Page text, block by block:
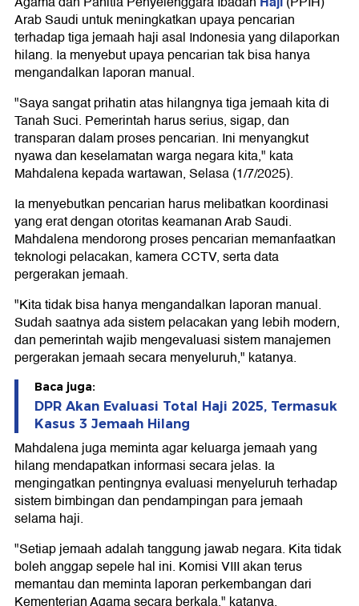
Arab Saudi untuk meningkatkan upaya pencarian
terhadap tiga jemaah haji asal Indonesia yang dilaporkan
hilang. Ia menyebut upaya pencarian tak bisa hanya
mengandalkan laporan manual.
"Saya sangat prihatin atas hilangnya tiga jemaah kita di
Tanah Suci. Pemerintah harus serius, sigap, dan
transparan dalam proses pencarian. Ini menyangkut
nyawa dan keselamatan warga negara kita," kata
Mahdalena kepada wartawan, Selasa (1/7/2025).
Ia menyebutkan pencarian harus melibatkan koordinasi
yang erat dengan otoritas keamanan Arab Saudi.
Mahdalena mendorong proses pencarian memanfaatkan
teknologi pelacakan, kamera CCTV, serta data
pergerakan jemaah.
"Kita tidak bisa hanya mengandalkan laporan manual.
Sudah saatnya ada sistem pelacakan yang lebih modern,
dan pemerintah wajib mengevaluasi sistem manajemen
pergerakan jemaah secara menyeluruh," katanya.
Baca juga:
DPR Akan Evaluasi Total Haji 2025, Termasuk
Kasus 3 Jemaah Hilang
Mahdalena juga meminta agar keluarga jemaah yang
hilang mendapatkan informasi secara jelas. Ia
mengingatkan pentingnya evaluasi menyeluruh terhadap
sistem bimbingan dan pendampingan para jemaah
selama haji.
"Setiap jemaah adalah tanggung jawab negara. Kita tidak
boleh anggap sepele hal ini. Komisi VIII akan terus
memantau dan meminta laporan perkembangan dari